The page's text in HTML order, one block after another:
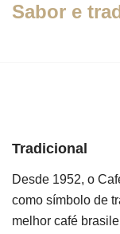
Sabor e
Tradicional
Desde 1952, o
como símbolo de
melhor café